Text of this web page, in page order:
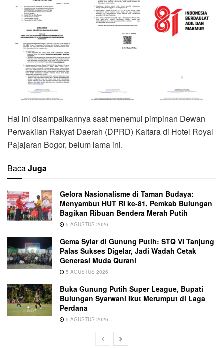
Hal ini disampaikannya saat menemui pimpinan Dewan
Perwakilan Rakyat Daerah (DPRD) Kaltara di Hotel Royal
Pajajaran Bogor, belum lama ini.
BacaJuga
Gelora Nasionalisme di Taman Budaya:
Menyambut HUT RI ke-81, Pemkab Bulungan
Bagikan Ribuan Bendera Merah Putih
5 AGUSTUS 2026
Gema Syiar di Gunung Putih: STQ VI Tanjung
Palas Sukses Digelar, Jadi Wadah Cetak
Generasi Muda Qurani
5 AGUSTUS 2026
Buka Gunung Putih Super League, Bupati
Bulungan Syarwani Ikut Merumput di Laga
Perdana
5 AGUSTUS 2026